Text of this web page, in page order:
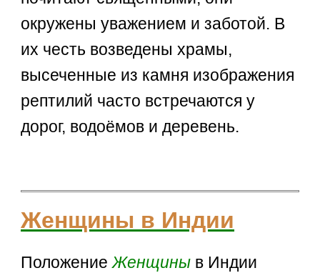
окружены уважением и заботой. В
их честь возведены храмы,
высеченные из камня изображения
рептилий часто встречаются у
дорог, водоёмов и деревень.
Женщины в Индии
ПоложениеЖенщины в Индии